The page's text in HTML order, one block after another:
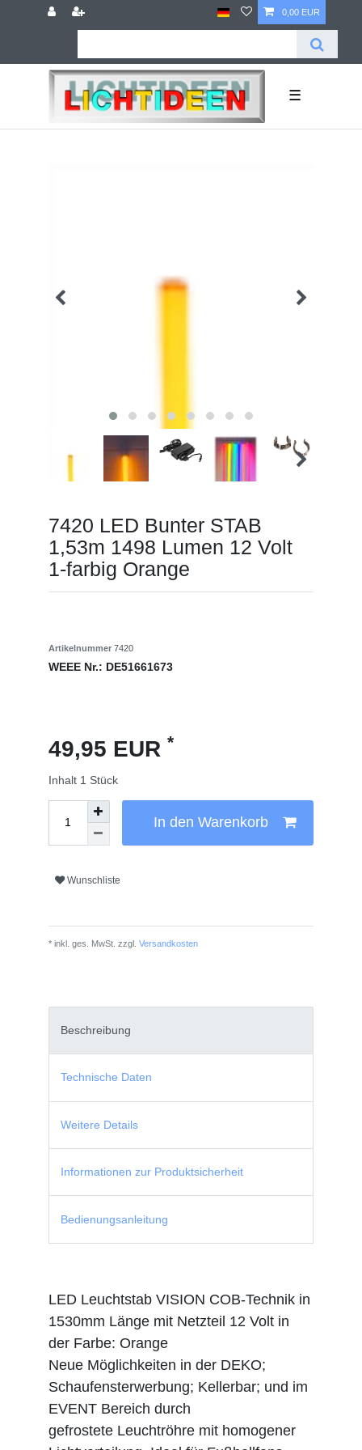
0,00 EUR
☰
7420 LED Bunter STAB
1,53m 1498 Lumen 12 Volt
1-farbig Orange
Artikelnummer 7420
WEEE Nr.: DE51661673
49,95 EUR *
Inhalt 1 Stück
In den Warenkorb
Wunschliste
* inkl. ges. MwSt. zzgl. Versandkosten
Beschreibung
Technische Daten
Weitere Details
Informationen zur Produktsicherheit
Bedienungsanleitung
LED Leuchtstab VISION COB-Technik in
1530mm Länge mit Netzteil 12 Volt in
der Farbe: Orange
Neue Möglichkeiten in der DEKO;
Schaufensterwerbung; Kellerbar; und im
EVENT Bereich durch
gefrostete Leuchtröhre mit homogener